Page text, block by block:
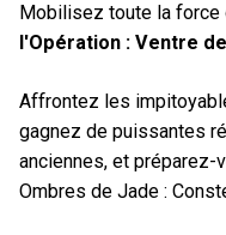
Mobilisez toute la force
l'Opération : Ventre
Affrontez les
gagnez de puissantes
anciennes, et préparez-
Ombres de Jade :